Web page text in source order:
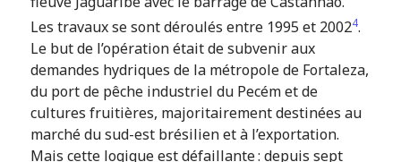
Les travaux se sont déroulés entre 1995 et 20024.
Le but de l’opération était de subvenir aux
demandes hydriques de la métropole de Fortaleza,
du port de pêche industriel du Pecém et de
cultures fruitières, majoritairement destinées au
marché du sud-est brésilien et à l’exportation.
Mais cette logique est défaillante : depuis sept